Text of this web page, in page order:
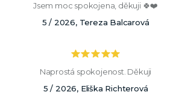
Jsem moc spokojena, děkuji 🍀❤️
5 / 2026, Tereza Balcarová
Naprostá spokojenost. Děkuji
5 / 2026, Eliška Richterová